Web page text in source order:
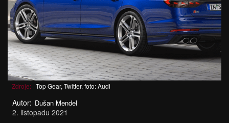
Zdroje: Top Gear, Twitter, foto: Audi
Autor: Dušan Mendel
2. listopadu 2021